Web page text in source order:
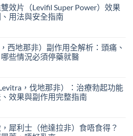
效片（Levifil Super Power）效果
用法與安全指南
西地那非）副作用全解析：頭痛、
些情況必須停藥就醫
，伐地那非）：治療勃起功能
效果與副作用完整指南
犀利士（他達拉非）食唔食得？